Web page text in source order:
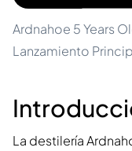
Ardnahoe 5 Years
Lanzamiento
La destilería